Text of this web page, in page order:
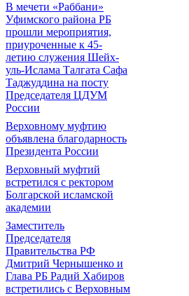
В мечети «Раббани»
Уфимского района РБ
прошли мероприятия,
приуроченные к 45-
летию служения Шейх-
уль-Ислама Талгата Сафа
Таджуддина на посту
Председателя ЦДУМ
России
Верховному муфтию
объявлена благодарность
Президента России
Верховный муфтий
встретился с ректором
Болгарской исламской
академии
Заместитель
Председателя
Правительства РФ
Дмитрий Чернышенко и
Глава РБ Радий Хабиров
встретились с Верховным